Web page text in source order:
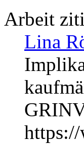
Arbeit
Lina